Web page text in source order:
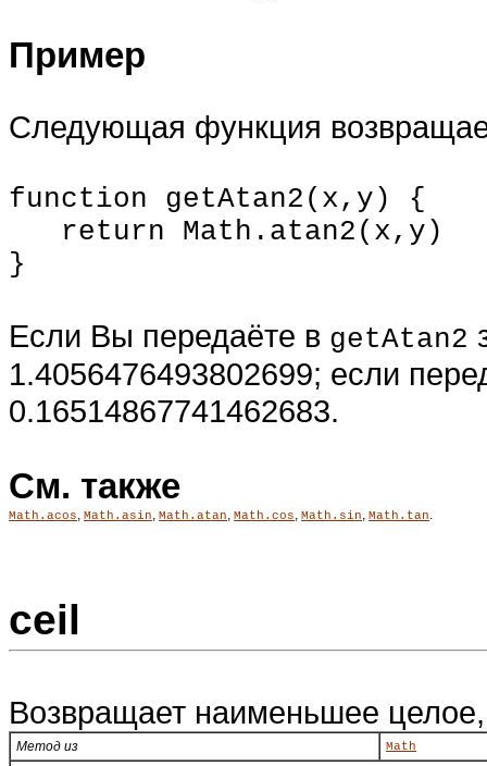
Пример
Следующая функция
function getAtan2(x,y) {
return Math.atan2(x,y)
}
Если Вы передаёте в getAtan2
1.4056476493802699; если
0.16514867741462683.
См. также
Math.acos Math.asin Math.atan Math.cos Math.sin Math.tan
ceil
Возвращает наименьшее
Метод из Math